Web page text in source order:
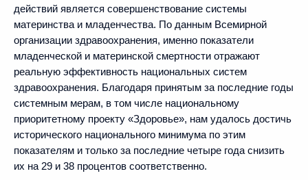
действий является совершенствование системы
материнства и младенчества. По данным Всемирной
организации здравоохранения, именно показатели
младенческой и материнской смертности отражают
реальную эффективность национальных систем
здравоохранения. Благодаря принятым за последние годы
системным мерам, в том числе национальному
приоритетному проекту «Здоровье», нам удалось достичь
исторического национального минимума по этим
показателям и только за последние четыре года снизить
их на 29 и 38 процентов соответственно.